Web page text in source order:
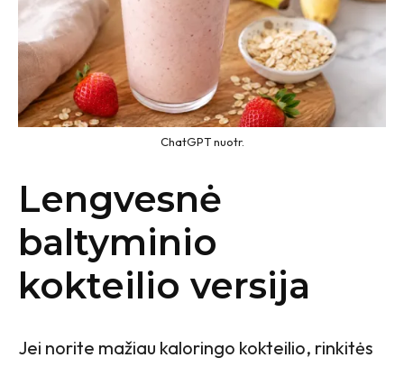
ChatGPT nuotr.
Lengvesnė
baltyminio
kokteilio versija
Jei norite mažiau kaloringo kokteilio, rinkitės